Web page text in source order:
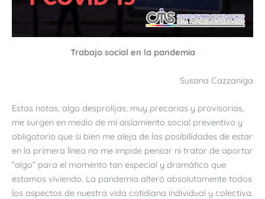
Trabajo social en la pandemia
Susana Cazzaniga
Estas notas, algo desprolijas, muy precarias y provisorias,
me surgen en medio de mi aislamiento social preventivo y
obligatorio que si bien me aleja de las posibilidades de estar
en la primera línea no me impide pensar ni tratar de aportar
“algo” para el momento tan especial y dramático que
estamos viviendo. La pandemia alteró absolutamente todos
los aspectos de nuestra vida cotidiana individual y colectiva.